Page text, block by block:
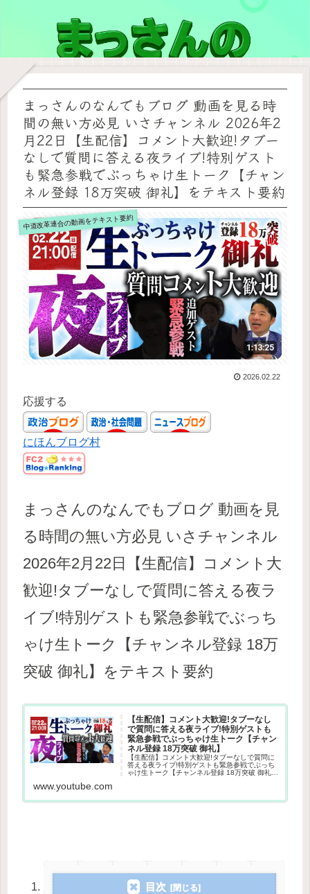
まっさんのなんでもブログ 動画を見る時
間の無い方必見 いさチャンネル 2026年2
月22日【生配信】コメント大歓迎!タブー
なしで質問に答える夜ライブ!特別ゲスト
も緊急参戦でぶっちゃけ生トーク【チャン
ネル登録 18万突破 御礼】をテキスト要約
中道改革連合の動画をテキスト要約
2026.02.22
応援する
にほんブログ村
まっさんのなんでもブログ 動画を見
る時間の無い方必見 いさチャンネル
2026年2月22日【生配信】コメント大
歓迎!タブーなしで質問に答える夜ラ
イブ!特別ゲストも緊急参戦でぶっち
ゃけ生トーク【チャンネル登録 18万
突破 御礼】をテキスト要約
【生配信】コメント大歓迎!タブーなし
で質問に答える夜ライブ!特別ゲストも
緊急参戦でぶっちゃけ生トーク【チャン
ネル登録 18万突破 御礼】
【生配信】コメント大歓迎!タブーなしで質問に
答える夜ライブ!特別ゲストも緊急参戦でぶっち
ゃけ生トーク【チャンネル登録 18万突破 御礼】
www.youtube.com
目次